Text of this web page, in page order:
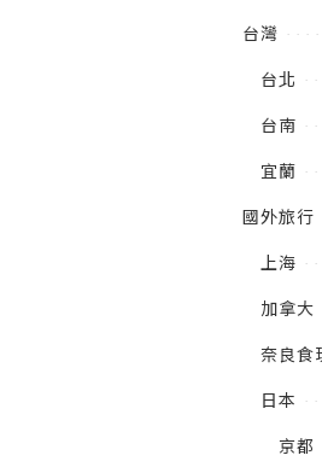
台灣
台北
台南
宜蘭
國外旅行
上海
加拿大
奈良食
日本
京都